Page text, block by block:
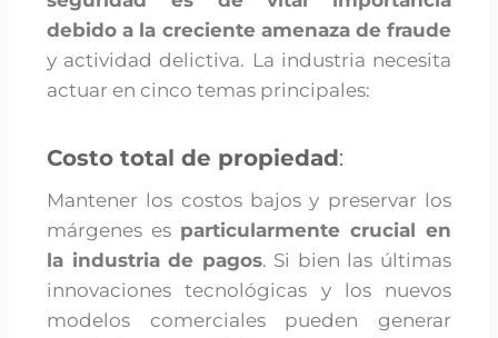
debido a la creciente amenaza de fraude
y actividad delictiva. La industria necesita
actuar en cinco temas principales:
Costo total de propiedad:
Mantener los costos bajos y preservar los
márgenes es particularmente crucial en
la industria de pagos. Si bien las últimas
innovaciones tecnológicas y los nuevos
modelos comerciales pueden generar